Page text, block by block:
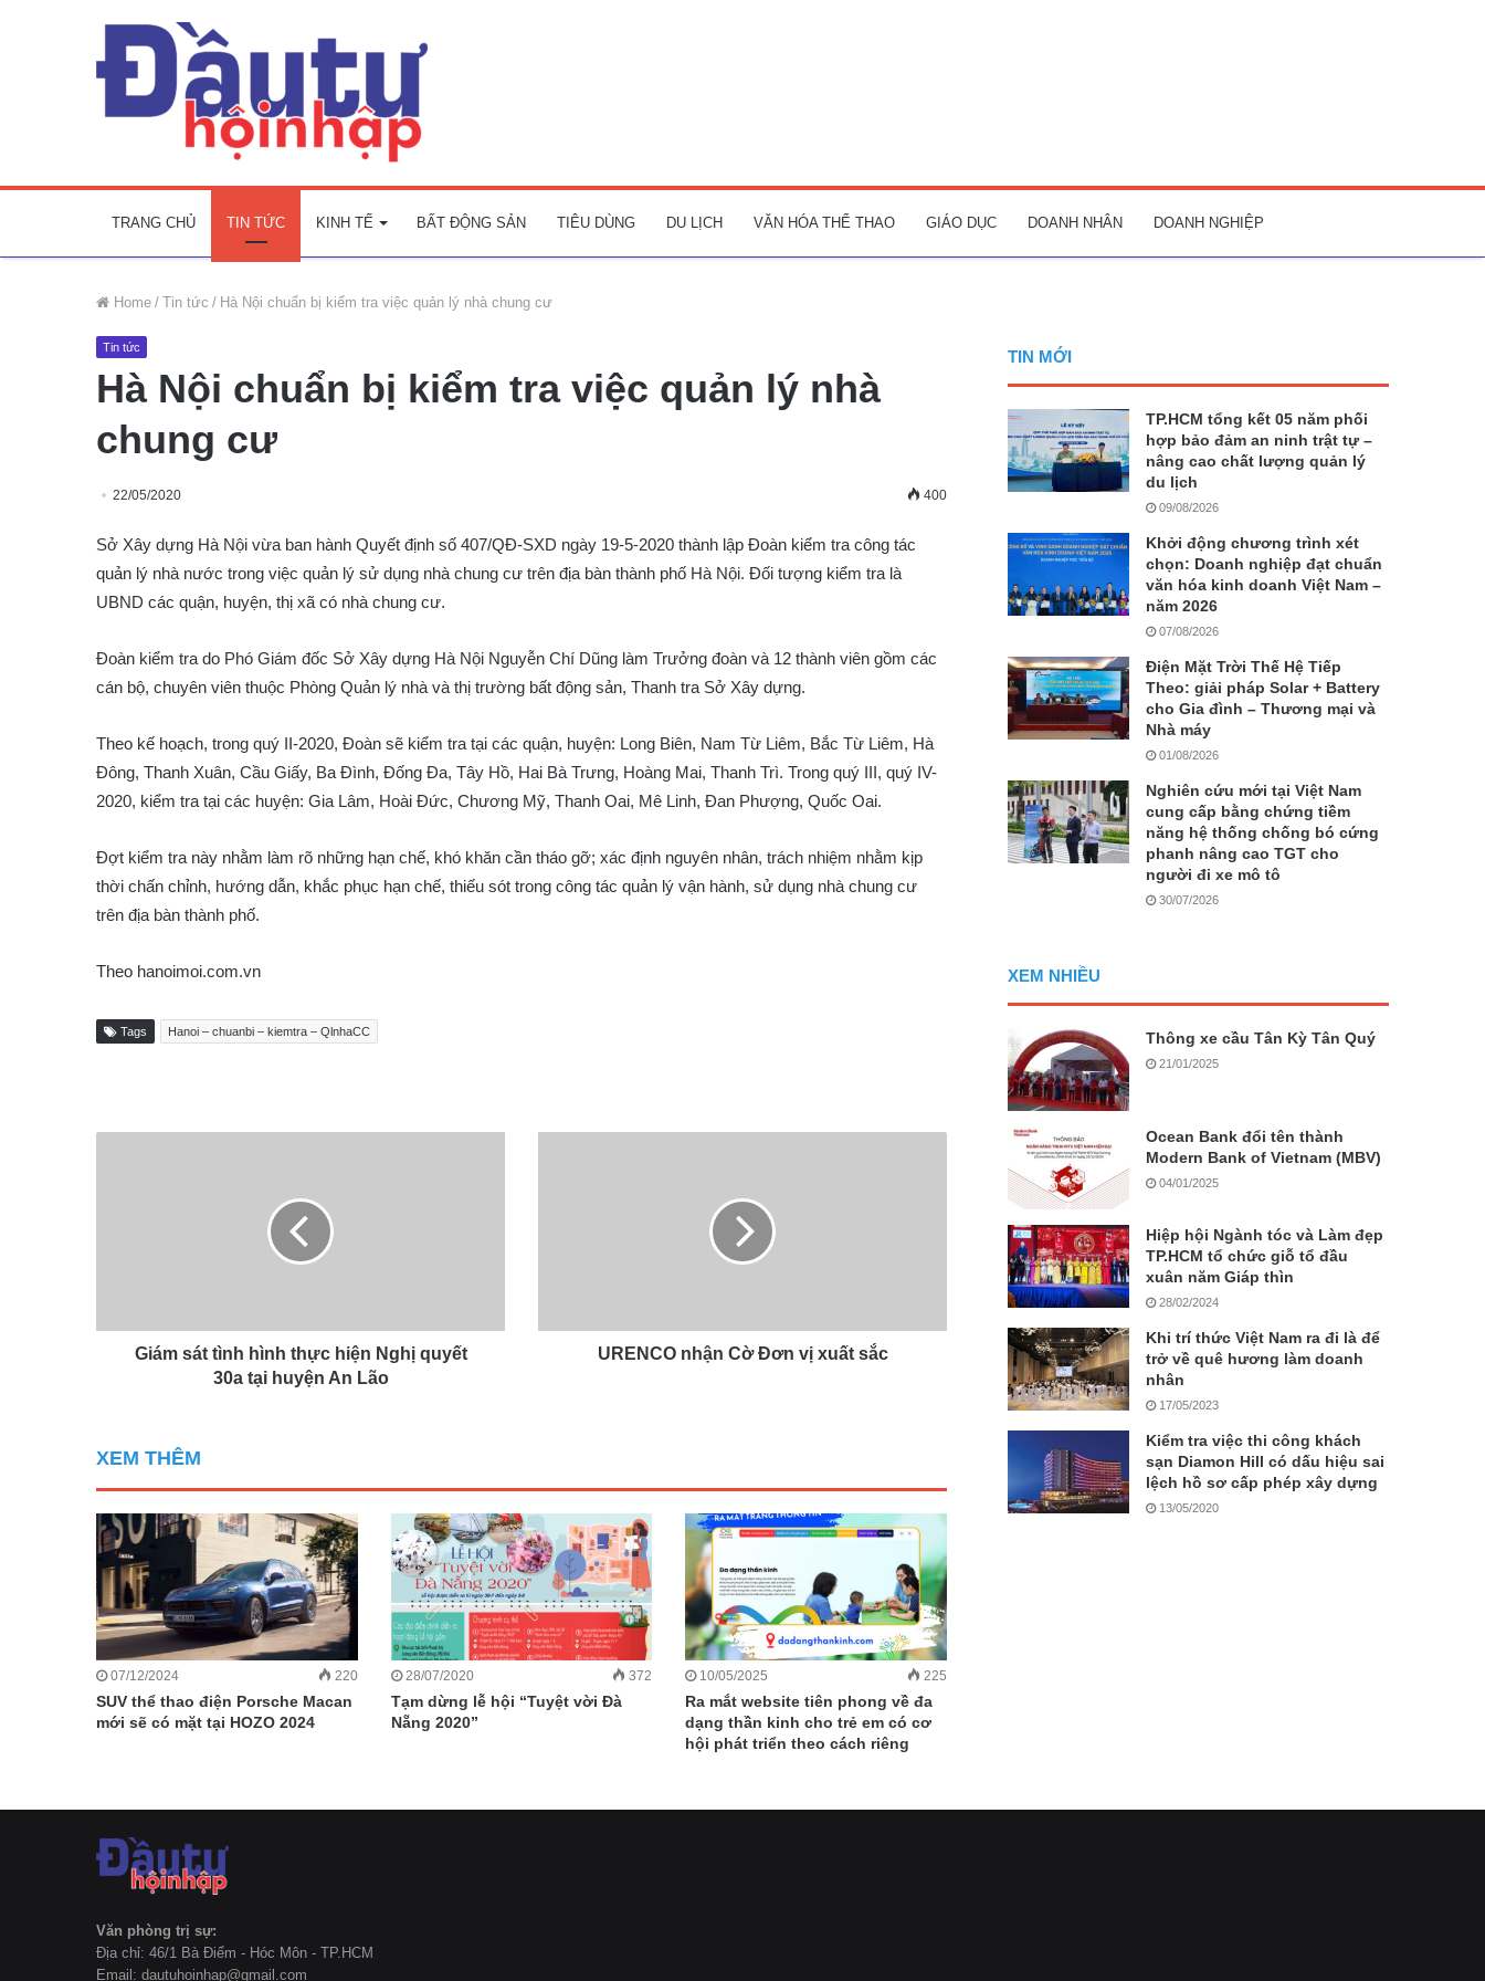
TRANG CHỦ TIN TỨC KINH TẾ BẤT ĐỘNG SẢN TIÊU DÙNG DU LỊCH VĂN HÓA THỂ THAO GIÁO DỤC DOANH NHÂN DOANH NGHIỆP
Home / Tin tức / Hà Nội chuẩn bị kiểm tra việc quản lý nhà chung cư
Tin tức
Hà Nội chuẩn bị kiểm tra việc quản lý nhà
chung cư
22/05/2020 400
Sở Xây dựng Hà Nội vừa ban hành Quyết định số 407/QĐ-SXD ngày 19-5-2020 thành lập Đoàn kiểm tra công tác
quản lý nhà nước trong việc quản lý sử dụng nhà chung cư trên địa bàn thành phố Hà Nội. Đối tượng kiểm tra là
UBND các quận, huyện, thị xã có nhà chung cư.
Đoàn kiểm tra do Phó Giám đốc Sở Xây dựng Hà Nội Nguyễn Chí Dũng làm Trưởng đoàn và 12 thành viên gồm các
cán bộ, chuyên viên thuộc Phòng Quản lý nhà và thị trường bất động sản, Thanh tra Sở Xây dựng.
Theo kế hoạch, trong quý II-2020, Đoàn sẽ kiểm tra tại các quận, huyện: Long Biên, Nam Từ Liêm, Bắc Từ Liêm, Hà
Đông, Thanh Xuân, Cầu Giấy, Ba Đình, Đống Đa, Tây Hồ, Hai Bà Trưng, Hoàng Mai, Thanh Trì. Trong quý III, quý IV-
2020, kiểm tra tại các huyện: Gia Lâm, Hoài Đức, Chương Mỹ, Thanh Oai, Mê Linh, Đan Phượng, Quốc Oai.
Đợt kiểm tra này nhằm làm rõ những hạn chế, khó khăn cần tháo gỡ; xác định nguyên nhân, trách nhiệm nhằm kịp
thời chấn chỉnh, hướng dẫn, khắc phục hạn chế, thiếu sót trong công tác quản lý vận hành, sử dụng nhà chung cư
trên địa bàn thành phố.
Theo hanoimoi.com.vn
Tags Hanoi – chuanbi – kiemtra – QlnhaCC
Giám sát tình hình thực hiện Nghị quyết
30a tại huyện An Lão
URENCO nhận Cờ Đơn vị xuất sắc
XEM THÊM
07/12/2024 220
SUV thể thao điện Porsche Macan
mới sẽ có mặt tại HOZO 2024
28/07/2020 372
Tạm dừng lễ hội “Tuyệt vời Đà
Nẵng 2020”
10/05/2025 225
Ra mắt website tiên phong về đa
dạng thần kinh cho trẻ em có cơ
hội phát triển theo cách riêng
TIN MỚI
TP.HCM tổng kết 05 năm phối
hợp bảo đảm an ninh trật tự –
nâng cao chất lượng quản lý
du lịch
09/08/2026
Khởi động chương trình xét
chọn: Doanh nghiệp đạt chuẩn
văn hóa kinh doanh Việt Nam –
năm 2026
07/08/2026
Điện Mặt Trời Thế Hệ Tiếp
Theo: giải pháp Solar + Battery
cho Gia đình – Thương mại và
Nhà máy
01/08/2026
Nghiên cứu mới tại Việt Nam
cung cấp bằng chứng tiềm
năng hệ thống chống bó cứng
phanh nâng cao TGT cho
người đi xe mô tô
30/07/2026
XEM NHIỀU
Thông xe cầu Tân Kỳ Tân Quý
21/01/2025
Ocean Bank đổi tên thành
Modern Bank of Vietnam (MBV)
04/01/2025
Hiệp hội Ngành tóc và Làm đẹp
TP.HCM tổ chức giỗ tổ đầu
xuân năm Giáp thìn
28/02/2024
Khi trí thức Việt Nam ra đi là để
trở về quê hương làm doanh
nhân
17/05/2023
Kiểm tra việc thi công khách
sạn Diamon Hill có dấu hiệu sai
lệch hồ sơ cấp phép xây dựng
13/05/2020
Văn phòng trị sự:
Địa chỉ: 46/1 Bà Điểm - Hóc Môn - TP.HCM
Email: dautuhoinhap@gmail.com